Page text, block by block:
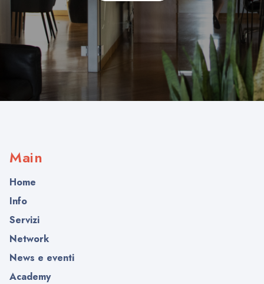
Main
Home
Info
Servizi
Network
News e eventi
Academy